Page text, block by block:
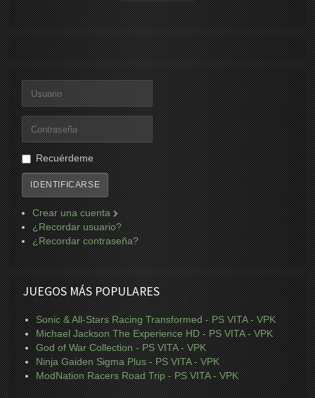
Recuérdeme
IDENTIFICARSE
Crear una cuenta
¿Recordar usuario?
¿Recordar contraseña?
JUEGOS MÁS POPULARES
Sonic & All-Stars Racing Transformed - PS VITA - VPK
Michael Jackson The Experience HD - PS VITA - VPK
God of War Collection - PS VITA - VPK
Ninja Gaiden Sigma Plus - PS VITA - VPK
ModNation Racers Road Trip - PS VITA - VPK